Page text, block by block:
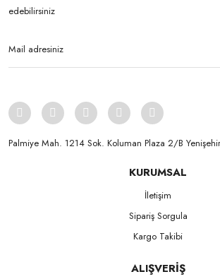
edebilirsiniz
Palmiye Mah. 1214 Sok. Koluman Plaza 2/B Yenişehir/ MERSİN.ㅤㅤㅤㅤㅤㅤㅤㅤㅤㅤㅤㅤㅤㅤㅤㅤㅤㅤㅤㅤㅤㅤㅤㅤㅤㅤㅤㅤㅤㅤㅤㅤ
KURUMSAL
İletişim
Sipariş Sorgula
Kargo Takibi
ALIŞVERİŞ